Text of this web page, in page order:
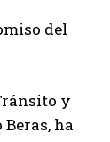
del
y
ha